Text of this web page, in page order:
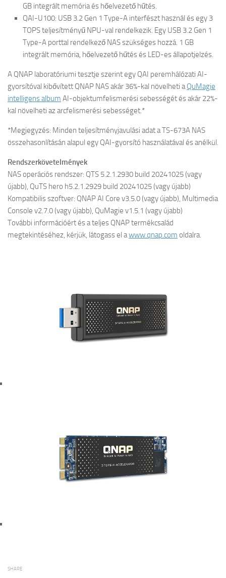
GB integrált memória és hőelvezető hűtés.
QAI-U100: USB 3.2 Gen 1 Type-A interfészt használ és egy 3
TOPS teljesítményű NPU-val rendelkezik. Egy USB 3.2 Gen 1
Type-A porttal rendelkező NAS szükséges hozzá. 1 GB
integrált memória, hőelvezető hűtés és LED-es állapotjelzés.
A QNAP laboratóriumi tesztje szerint egy QAI peremhálózati AI-
gyorsítóval kibővített QNAP NAS akár 36%-kal növelheti aQuMagie
intelligens album AI-objektumfelismerési sebességét és akár 22%-
kal növelheti az arcfelismerési sebességet.*
*Megjegyzés: Minden teljesítményjavulási adat a TS-673A NAS
összehasonlításán alapul egy QAI-gyorsító használatával és anélkül.
Rendszerkövetelmények
NAS operációs rendszer: QTS 5.2.1.2930 build 20241025 (vagy
újabb), QuTS hero h5.2.1.2929 build 20241025 (vagy újabb)
Kompatibilis szoftver: QNAP AI Core v3.5.0 (vagy újabb), Multimedia
Console v2.7.0 (vagy újabb), QuMagie v1.5.1 (vagy újabb)
További információért és a teljes QNAP termékcsalád
megtekintéséhez, kérjük, látogass el awww.qnap.com oldalra.
SHARE